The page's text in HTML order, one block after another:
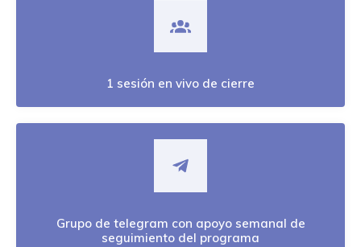
1 sesión en vivo de cierre
Grupo de telegram con apoyo semanal de
seguimiento del programa